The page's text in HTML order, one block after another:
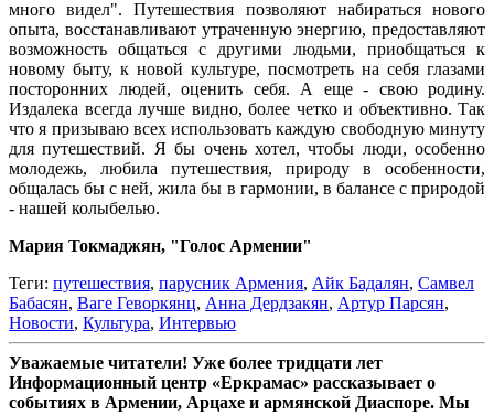
много видел". Путешествия позволяют набираться нового
опыта, восстанавливают утраченную энергию, предоставляют
возможность общаться с другими людьми, приобщаться к
новому быту, к новой культуре, посмотреть на себя глазами
посторонних людей, оценить себя. А еще - свою родину.
Издалека всегда лучше видно, более четко и объективно. Так
что я призываю всех использовать каждую свободную минуту
для путешествий. Я бы очень хотел, чтобы люди, особенно
молодежь, любила путешествия, природу в особенности,
общалась бы с ней, жила бы в гармонии, в балансе с природой
- нашей колыбелью.
Мария Токмаджян, "Голос Армении"
Теги: путешествия, парусник Армения, Айк Бадалян, Самвел
Бабасян, Ваге Геворкянц, Анна Дердзакян, Артур Парсян,
Новости, Культура, Интервью
Уважаемые читатели! Уже более тридцати лет
Информационный центр «Еркрамас» рассказывает о
событиях в Армении, Арцахе и армянской Диаспоре. Мы